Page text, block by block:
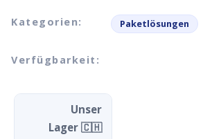
Kategorien: Paketlösungen
Verfügbarkeit:
Unser
Lager 🇨🇭